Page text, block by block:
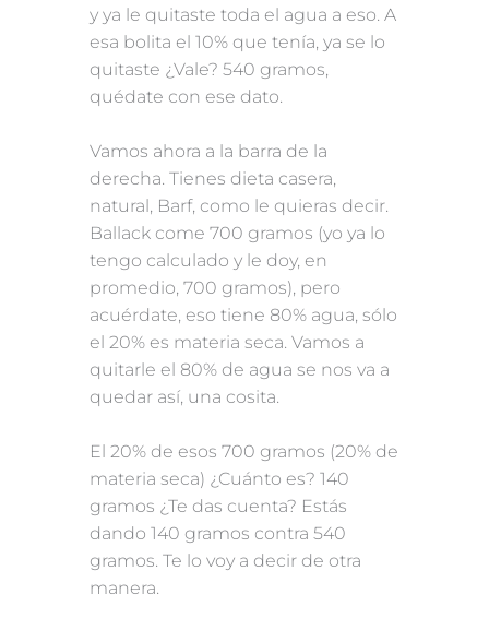
y ya le quitaste toda el agua a eso. A
esa bolita el 10% que tenía, ya se lo
quitaste ¿Vale? 540 gramos,
quédate con ese dato.
Vamos ahora a la barra de la
derecha. Tienes dieta casera,
natural, Barf, como le quieras decir.
Ballack come 700 gramos (yo ya lo
tengo calculado y le doy, en
promedio, 700 gramos), pero
acuérdate, eso tiene 80% agua, sólo
el 20% es materia seca. Vamos a
quitarle el 80% de agua se nos va a
quedar así, una cosita.
El 20% de esos 700 gramos (20% de
materia seca) ¿Cuánto es? 140
gramos ¿Te das cuenta? Estás
dando 140 gramos contra 540
gramos. Te lo voy a decir de otra
manera.